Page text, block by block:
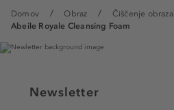
Domov Obraz Čiščenje obraza
Abeile Royale Cleansing Foam
Newsletter